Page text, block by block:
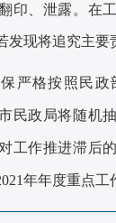
印、泄露。在
发现将追究主要
严格按照民
民政局将随机
工作推进滞后
年年度重点工